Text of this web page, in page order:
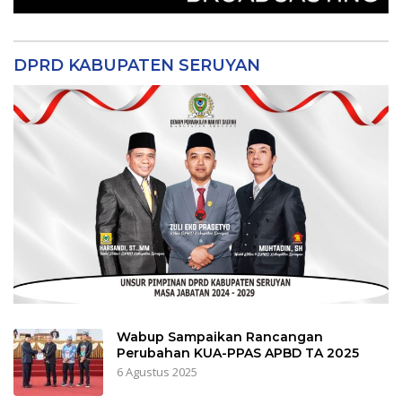
DPRD KABUPATEN SERUYAN
Wabup Sampaikan Rancangan
Perubahan KUA-PPAS APBD TA 2025
6 Agustus 2025